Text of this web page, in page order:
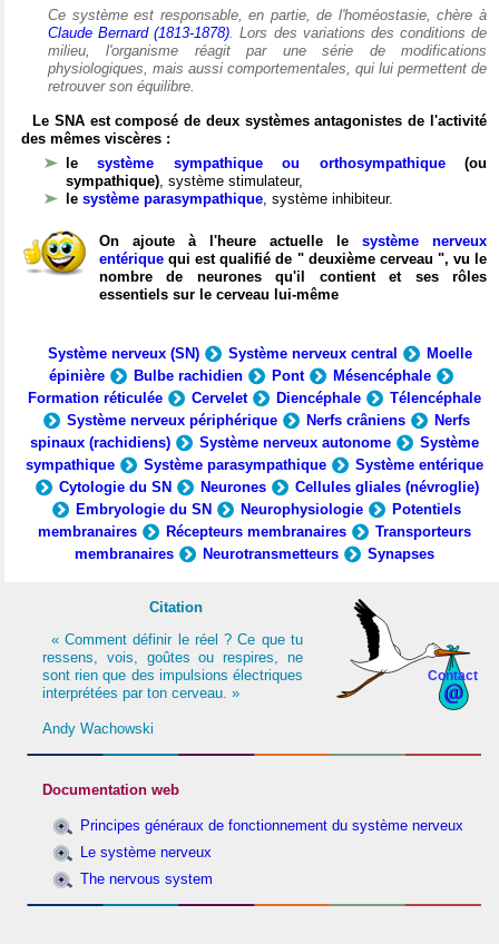
Ce système est responsable, en partie, de l'homéostasie, chère à
Claude Bernard (1813-1878). Lors des variations des conditions de
milieu, l'organisme réagit par une série de modifications
physiologiques, mais aussi comportementales, qui lui permettent de
retrouver son équilibre.
Le SNA est composé de deux systèmes antagonistes de l'activité
des mêmes viscères :
lesystème sympathique ou orthosympathique(ou
sympathique), système stimulateur,
le système parasympathique, système inhibiteur.
On ajoute à l'heure actuelle le système nerveux
entérique qui est qualifié de " deuxième cerveau ", vu le
nombre de neurones qu'il contient et ses rôles
essentiels sur le cerveau lui-même
Système nerveux (SN) Système nerveux central
Moelle
épinière
Bulbe rachidien Pont
Mésencéphale
Formation réticulée
Cervelet Diencéphale
Télencéphale
Système nerveux périphérique
Nerfs crâniens
Nerfs
spinaux (rachidiens)
Système nerveux autonome
Système
sympathique
Système parasympathique
Système entérique
Cytologie du SN
Neurones
Cellules gliales (névroglie)
Embryologie du SN
Neurophysiologie
Potentiels
membranaires
Récepteurs membranaires
Transporteurs
membranaires
Neurotransmetteurs Synapses
Contact
Citation
« Comment définir le réel ? Ce que tu
ressens, vois, goûtes ou respires, ne
sont rien que des impulsions électriques
interprétées par ton cerveau. »
Andy Wachowski
Documentation web
Principes généraux de fonctionnement du système nerveux
Le système nerveux
The nervous system